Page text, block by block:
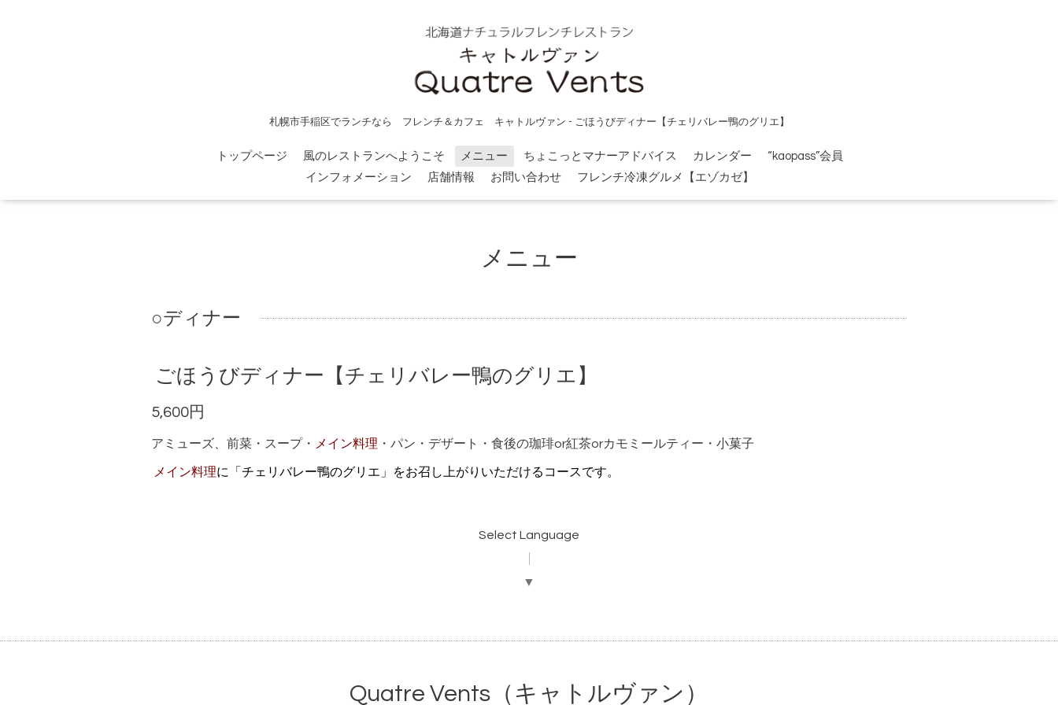
札幌市手稲区でランチなら フレンチ＆カフェ キャトルヴァン - ごほうびディナー【チェリバレー鴨のグリエ】
トップページ 風のレストランへようこそ メニュー ちょこっとマナーアドバイス カレンダー
“kaopass”会員
インフォメーション
店舗情報 お問い合わせ フレンチ冷凍グルメ【エゾカゼ】
メニュー
○ディナー
ごほうびディナー【チェリバレー鴨のグリエ】
5,600円
アミューズ、前菜・スープ・ メイン料理 ・パン・デザート・食後の珈琲or紅茶orカモミールティー・小菓子
メイン料理に 「チェリバレー鴨のグリエ 」 をお召し上がりいただけるコースです。
Select Language
▼
Quatre Vents（キャトルヴァン）